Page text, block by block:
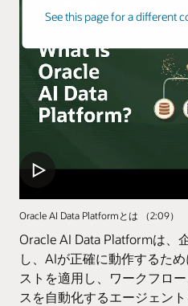
See this page for a different
Oracle AI Data Platformとは （2:09）
Oracle AI Data Platformは、
し、AIが正確に動作するた
ストを適用し、ワークフロ
スを自動化するエージェン